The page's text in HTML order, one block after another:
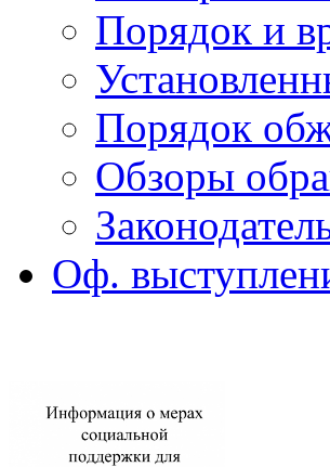
Порядок и
Порядок
Обзоры
Оф.